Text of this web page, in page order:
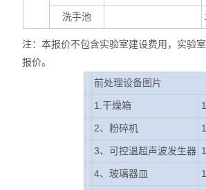
洗手池
注：本报价不包含实验室建设费用，实验
报价。
前处理设备图片
1. 干燥箱 1
2、粉碎机 1
3、可控温超声波发生器 1
4、玻璃器皿 1